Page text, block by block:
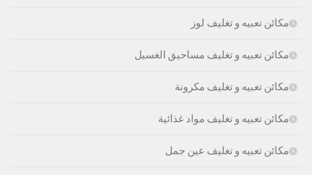
مكائن تعبيه و تغليف لوز
مكائن تعبيه و تغليف مساحيق الغسيل
مكائن تعبيه و تغليف مكرونة
مكائن تعبيه و تغليف مواد غذائية
مكائن تعبيه و تغليف عين جمل